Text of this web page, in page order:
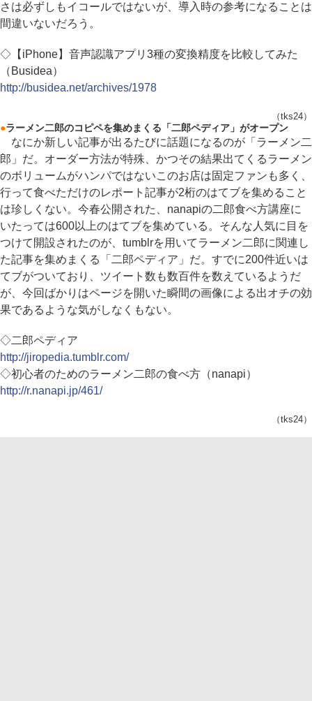
さは必ずしもイコールではないが、導入時の参考になることは
間違いないだろう。
◇【iPhone】音声認識アプリ3種の変換精度を比較してみた
（Busidea）
http://busidea.net/archives/1978
（tks24）
●ラーメン二郎のコピペを集めまくる「二郎ペディア」がオープン
なにか新しい記事が出るたびに話題になるのが「ラーメン二
郎」だ。オーダー方法が特殊、かつその結果出てくるラーメン
のボリュームがハンパではないこのお店は固定ファンも多く、
行って食べただけのレポート記事が2桁のはてブを集めること
は珍しくない。今春公開された、nanapiの二郎食べ方講座に
いたっては600以上のはてブを集めている。そんな人気に目を
つけて開設されたのが、tumblrを用いてラーメン二郎に関連し
た記事を集めまくる「二郎ペディア」だ。すでに200件近いは
てブがついており、ツイート数も数百件を数えているようだ
が、今回ばかりはページを開いた瞬間の画像による出オチの効
果であるような気がしなくもない。
◇二郎ペディア
http://jiropedia.tumblr.com/
◇初心者のためのラーメン二郎の食べ方（nanapi）
http://r.nanapi.jp/461/
（tks24）